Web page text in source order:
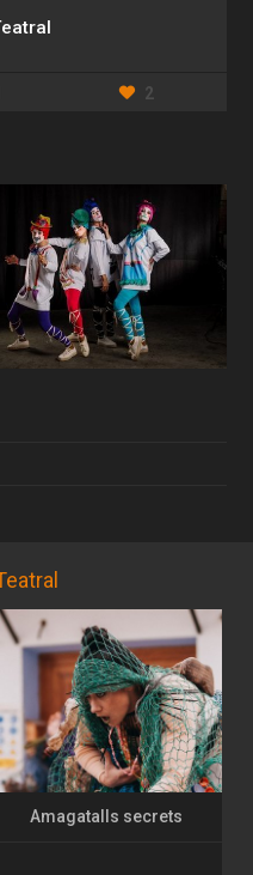
2
Amagatalls secrets